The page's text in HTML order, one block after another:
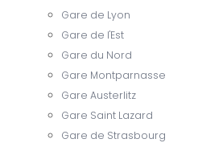
Gare de Lyon
Gare de l'Est
Gare du Nord
Gare Montparnasse
Gare Austerlitz
Gare Saint Lazard
Gare de Strasbourg